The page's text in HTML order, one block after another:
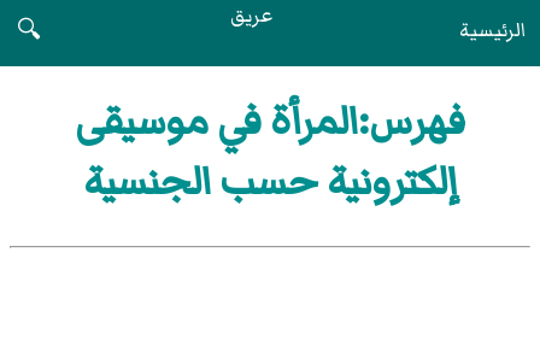
الرئيسية عريق
🔍
فهرس:المرأة في موسيقى
إلكترونية حسب الجنسية